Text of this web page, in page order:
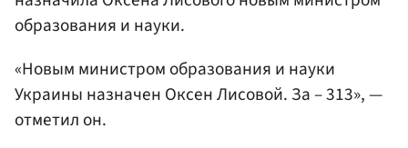
образования и науки.
«Новым министром образования и науки
Украины назначен Оксен Лисовой. За – 313», —
отметил он.